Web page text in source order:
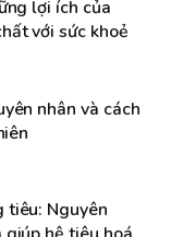
lợi ích của
với sức khoẻ
nhân và cách
tiêu: Nguyên